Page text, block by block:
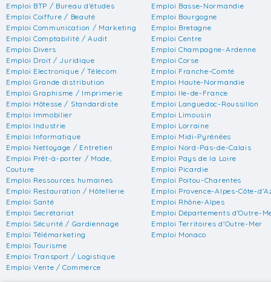
Emploi BTP / Bureau d'études
Emploi Coiffure / Beauté
Emploi Communication / Marketing
Emploi Comptabilité / Audit
Emploi Divers
Emploi Droit / Juridique
Emploi Electronique / Télécom
Emploi Grande distribution
Emploi Graphisme / Imprimerie
Emploi Hôtesse / Standardiste
Emploi Immobilier
Emploi Industrie
Emploi Informatique
Emploi Nettoyage / Entretien
Emploi Prêt-à-porter / Mode,
Couture
Emploi Ressources humaines
Emploi Restauration / Hôtellerie
Emploi Santé
Emploi Secrétariat
Emploi Sécurité / Gardiennage
Emploi Télémarketing
Emploi Tourisme
Emploi Transport / Logistique
Emploi Vente / Commerce
Emploi Basse-Normandie
Emploi Bourgogne
Emploi Bretagne
Emploi Centre
Emploi Champagne-Ardenne
Emploi Corse
Emploi Franche-Comté
Emploi Haute-Normandie
Emploi Ile-de-France
Emploi Languedoc-Roussillon
Emploi Limousin
Emploi Lorraine
Emploi Midi-Pyrénées
Emploi Nord-Pas-de-Calais
Emploi Pays de la Loire
Emploi Picardie
Emploi Poitou-Charentes
Emploi Provence-Alpes-Côte-
Emploi Rhône-Alpes
Emploi Départements d'Outre-
Emploi Territoires d'Outre-Mer
Emploi Monaco